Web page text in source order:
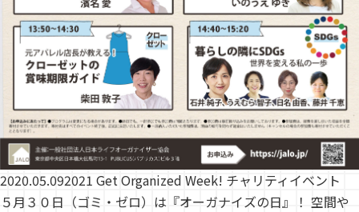
2020.05.092021 Get Organized Week! チャリティイベント
５月３０日（ゴミ・ゼロ）は『オーガナイズの日』！ 空間や